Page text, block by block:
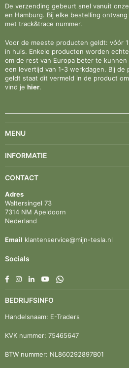
De verzending gebeurt snel vanuit
en Hamburg. Bij elke bestelling
met track&trace nummer.
Voor de meeste producten geldt: vóór
in huis. Enkele producten worden
om de rest van Europa beter te
een levertijd van 1-3 werkdagen. Bij de
geldt staat dit vermeld in de product
vind je hier.
MENU
INFORMATIE
CONTACT
Adres
Waltersingel 73
7314 NM Apeldoorn
Nederland
Email klantenservice@mijn-tesla.nl
Socials
FacebookInstagram
LinkedinYouTubeWhatsapp
BEDRIJFSINFO
Handelsnaam: E-Traders
KVK nummer: 75465647
BTW nummer: NL860292897B01